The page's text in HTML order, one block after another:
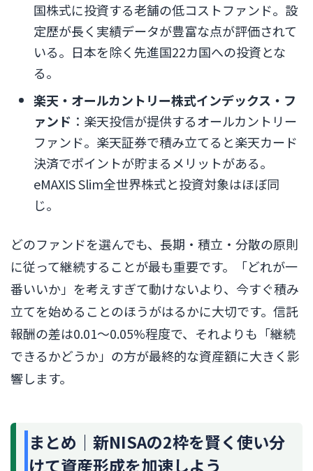
国株式に投資する老舗の低コストファンド。設
定歴が長く実績データが豊富な点が評価されて
いる。日本を除く先進国22カ国への投資とな
る。
楽天・オールカントリー株式インデックス・フ
ァンド ：楽天投信が提供するオールカントリー
ファンド。楽天証券で積み立てると楽天カード
決済でポイントが貯まるメリットがある。
eMAXIS Slim全世界株式と投資対象はほぼ同
じ。
どのファンドを選んでも、長期・積立・分散の原則
に従って継続することが最も重要です。「どれが一
番いいか」を考えすぎて動けないより、今すぐ積み
立てを始めることのほうがはるかに大切です。信託
報酬の差は0.01〜0.05%程度で、それよりも「継続
できるかどうか」の方が最終的な資産額に大きく影
響します。
まとめ｜新NISAの2枠を賢く使い分
けて資産形成を加速しよう